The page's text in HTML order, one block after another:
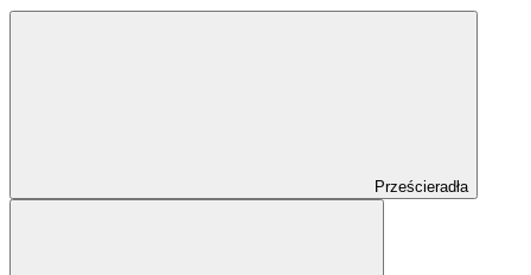
Prześcieradła